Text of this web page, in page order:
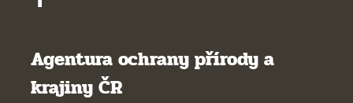
Agentura ochrany přírody a
krajiny ČR